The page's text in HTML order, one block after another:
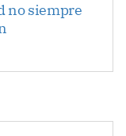
no siempre